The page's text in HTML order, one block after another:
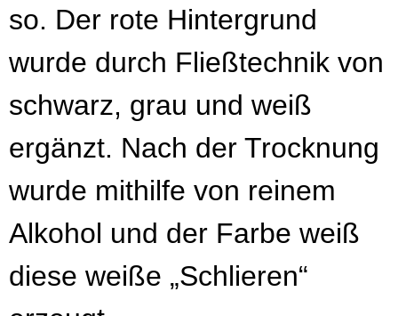
so. Der rote Hintergrund
wurde durch Fließtechnik von
schwarz, grau und weiß
ergänzt. Nach der Trocknung
wurde mithilfe von reinem
Alkohol und der Farbe weiß
diese weiße „Schlieren“